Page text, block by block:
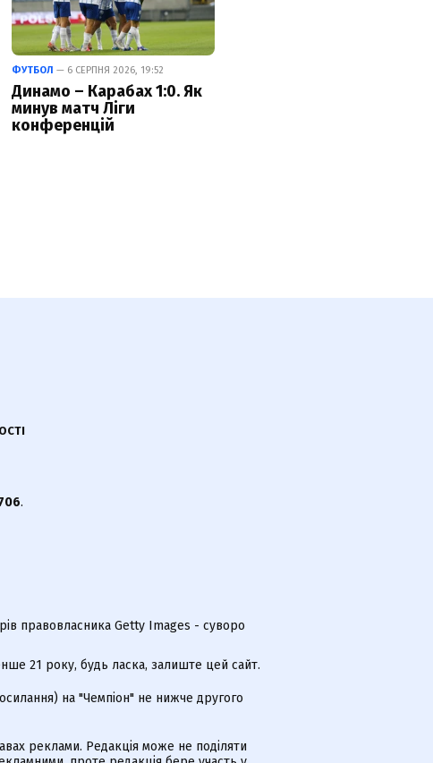
ФУТБОЛ — 6 СЕРПНЯ 2026, 19:52
Динамо – Карабах 1:0. Як
минув матч Ліги
конференцій
.
правовласника Getty Images - суворо
21 року, будь ласка, залиште цей сайт.
на "Чемпіон" не нижче другого
реклами. Редакція може не поділяти